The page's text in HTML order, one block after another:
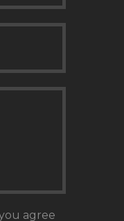
agree